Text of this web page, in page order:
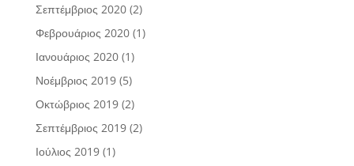
Σεπτέμβριος 2020(2)
Φεβρουάριος 2020(1)
Ιανουάριος 2020(1)
Νοέμβριος 2019(5)
Οκτώβριος 2019(2)
Σεπτέμβριος 2019(2)
Ιούλιος 2019(1)